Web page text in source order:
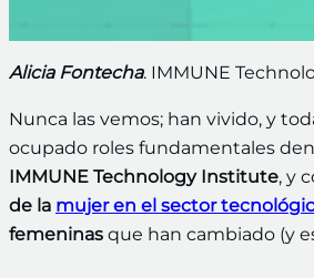
Alicia Fontecha. IMMUNE
Nunca las vemos; han vivido, y
ocupado roles fundamentales
IMMUNE Technology Institute, y
de la mujer en el sector
femeninas que han cambiado (y